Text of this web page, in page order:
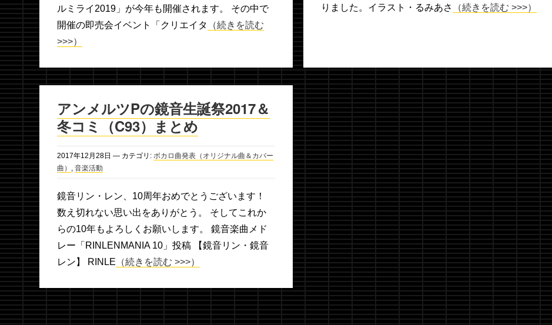
ルミライ2019」が今年も開催されます。 その中で
開催の即売会イベント「クリエイタ
（続きを読む
>>>）
りました。イラスト・るみあさ
（続きを読む >>>）
アンメルツPの鏡音生誕祭2017＆
冬コミ（C93）まとめ
2017年12月28日 — カテゴリ: ボカロ曲発表（オリジナル曲＆カバー
曲） , 音楽活動
鏡音リン・レン、10周年おめでとうございます！
数え切れない思い出をありがとう。 そしてこれか
らの10年もよろしくお願いします。 鏡音楽曲メド
レー「RINLENMANIA 10」投稿 【鏡音リン・鏡音
レン】 RINLE （続きを読む >>>）